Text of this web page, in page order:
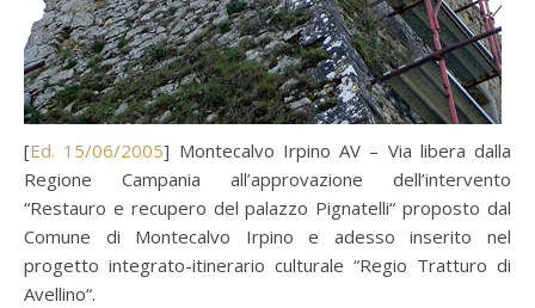
[ Ed. 15/06/2005] Montecalvo Irpino AV – Via libera dalla
Regione Campania all’approvazione dell’intervento
“Restauro e recupero del palazzo Pignatelli“ proposto dal
Comune di Montecalvo Irpino e adesso inserito nel
progetto integrato-itinerario culturale “Regio Tratturo di
Avellino“.